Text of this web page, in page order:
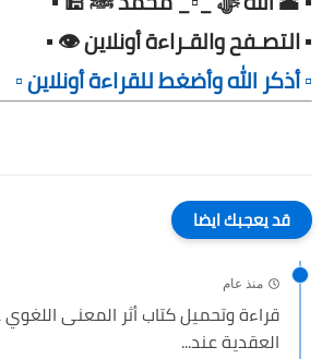
▪️ التصـفح والقـراءة أونلاين 👁️ ▪️
▫️ أذكر الله وأضغط للقراءة أونلاين ▫️
قد يعجبك ايضا
منذ عام
قراءة وتحميل كتاب أثر المعنى
العقدية عند...